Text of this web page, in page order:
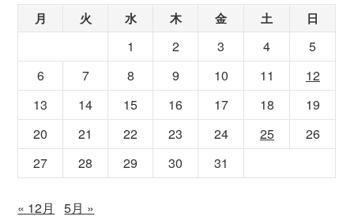
月 火 水 木 金 土 日
1 2 3 4
5
6
7 8 9 10 11
12
13
14 15 16 17 18
19
20
21 22 23 24 25
26
27
28 29 30 31
« 12月 5月 »